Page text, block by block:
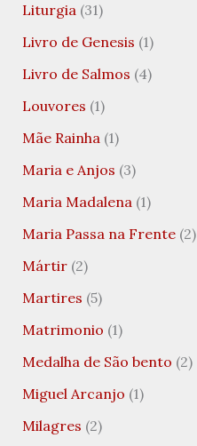
Liturgia(31)
Livro de Genesis (1)
Livro de Salmos (4)
Louvores (1)
Mãe Rainha(1)
Maria e Anjos (3)
Maria Madalena(1)
Maria Passa na Frente(2)
Mártir(2)
Martires (5)
Matrimonio (1)
Medalha de São bento (2)
Miguel Arcanjo (1)
Milagres (2)